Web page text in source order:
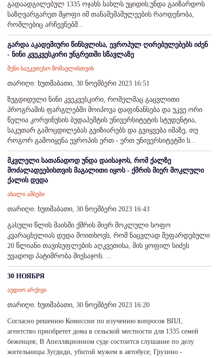
გადაადგილებულ 1335 ოჯახს სახლს უყიდის;უნდა გაიზარდოს
საზღვარგარეთ მყოფი იმ თანამემამულეების რაოდენობა,
რომლებიც არჩევნებშ...
გარდა აკადემიური წინსვლისა, ევროპულ ღირებულებებს იძენ
- ნინი კვეკვესკირი უნგრეთში სწავლაზე
შენი საუკეთესო მომავლისთვის
თარიღი: ხუთშაბათი, 30 ნოემბერი 2023 16:51
ზუგდიდელი ნინი კვეკვესკირი, რომელმაც გაცვლითი
პროგრამის ფარგლებში მოიპოვა დაფინანსება და უკვე ორი
წელია კორვინუსის ბუდაპეშტის უნივერსიტეტის სტუდენტია,
საკუთარ გამოცდილებას გვიზიარებს და გვიყვება იმაზე, თუ
როგორ გამოიყენა ევროპის ერთ - ერთ უნივერსიტეტში ს...
მკვლელი სათანადოდ უნდა დაისაჯოს, რომ ქალზე
მოძალადეებისთვის მაგალითი იყოს - ქმრის მიერ მოკლული
ქალის დედა
ახალი ამბები
თარიღი: ხუთშაბათი, 30 ნოემბერი 2023 16:43
გასული წლის მაისში ქმრის მიერ მოკლული სოფო
კვარაცხელიას დედა მოითხოვს, რომ ნაცვლად შეფარდებული
20 წლიანი თავისუფლების აღკვეთისა, მის ყოფილ სიძეს
უვადოდ პატიმრობა მიესაჯოს. ...
30 НОЯБРЯ
აუდიო არქივი
თარიღი: ხუთშაბათი, 30 ნოემბერი 2023 16:20
Согласно решению Комиссии по изучению вопросов ВПЛ,
агентство приобретет дома в сельской местности для 1335 семей
беженцев; В Апелляционном суде состоится cлушание по делу
жительницы Зугдиди, убитой мужем в автобусе; Грузино -